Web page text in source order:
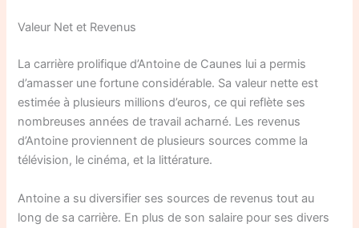
Valeur Net et Revenus
La carrière prolifique d’Antoine de Caunes lui a permis
d’amasser une fortune considérable. Sa valeur nette est
estimée à plusieurs millions d’euros, ce qui reflète ses
nombreuses années de travail acharné. Les revenus
d’Antoine proviennent de plusieurs sources comme la
télévision, le cinéma, et la littérature.
Antoine a su diversifier ses sources de revenus tout au
long de sa carrière. En plus de son salaire pour ses divers